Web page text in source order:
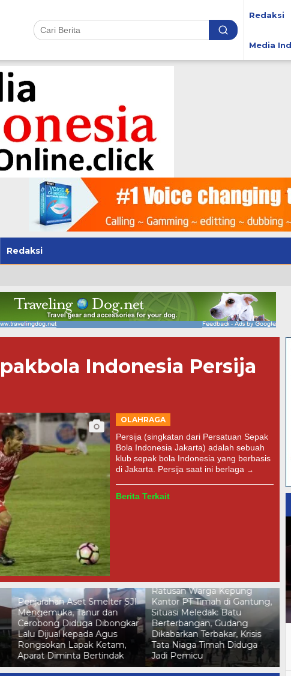
Redaksi
Media
Redaksi
Indonesia Persija
OLAHRAGA
Persija (singkatan dari Persatuan Sepak
Bola Indonesia Jakarta) adalah sebuah
klub sepak bola Indonesia yang berbasis
di Jakarta. Persija saat ini berlaga
Berita Terkait
Ratusan Warga Kepung
Kantor PT Timah di Gantung,
Situasi Meledak: Batu
Berterbangan, Gudang
Dikabarkan Terbakar, Krisis
Tata Niaga Timah Diduga
Jadi Pemicu
BNN Sambangi PT TIMAH,
Perkuat Sinergi Wujudkan
Lingkungan Kerja Bersih dari
Narkoba